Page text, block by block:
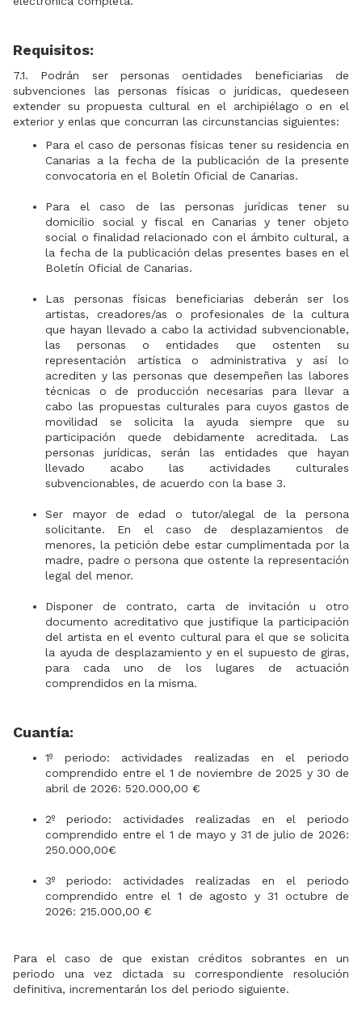
‍Requisitos:
7.1. Podrán ser personas oentidades beneficiarias de
subvenciones las personas físicas o jurídicas, quedeseen
extender su propuesta cultural en el archipiélago o en el
exterior y enlas que concurran las circunstancias siguientes:
Para el caso de personas físicas tener su residencia en
Canarias a la fecha de la publicación de la presente
convocatoria en el Boletín Oficial de Canarias.
Para el caso de las personas jurídicas tener su
domicilio social y fiscal en Canarias y tener objeto
social o finalidad relacionado con el ámbito cultural, a
la fecha de la publicación delas presentes bases en el
Boletín Oficial de Canarias.
Las personas físicas beneficiarias deberán ser los
artistas, creadores/as o profesionales de la cultura
que hayan llevado a cabo la actividad subvencionable,
las personas o entidades que ostenten su
representación artística o administrativa y así lo
acrediten y las personas que desempeñen las labores
técnicas o de producción necesarias para llevar a
cabo las propuestas culturales para cuyos gastos de
movilidad se solicita la ayuda siempre que su
participación quede debidamente acreditada. Las
personas jurídicas, serán las entidades que hayan
llevado acabo las actividades culturales
subvencionables, de acuerdo con la base 3.
Ser mayor de edad o tutor/alegal de la persona
solicitante. En el caso de desplazamientos de
menores, la petición debe estar cumplimentada por la
madre, padre o persona que ostente la representación
legal del menor.
Disponer de contrato, carta de invitación u otro
documento acreditativo que justifique la participación
del artista en el evento cultural para el que se solicita
la ayuda de desplazamiento y en el supuesto de giras,
para cada uno de los lugares de actuación
comprendidos en la misma.
Cuantía:
1º periodo: actividades realizadas en el periodo
comprendido entre el 1 de noviembre de 2025 y 30 de
abril de 2026: 520.000,00 €
2º periodo: actividades realizadas en el periodo
comprendido entre el 1 de mayo y 31 de julio de 2026:
250.000,00€
3º periodo: actividades realizadas en el periodo
comprendido entre el 1 de agosto y 31 octubre de
2026: 215.000,00 €
Para el caso de que existan créditos sobrantes en un
periodo una vez dictada su correspondiente resolución
definitiva, incrementarán los del periodo siguiente.